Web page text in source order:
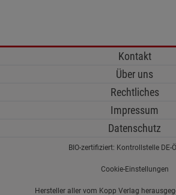
Kontakt
Über uns
Rechtliches
Impressum
Datenschutz
BIO-zertifiziert: Kontrollstelle DE-
Cookie-Einstellungen
Hersteller aller vom Kopp Verlag